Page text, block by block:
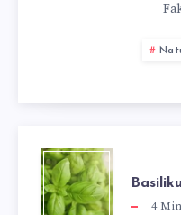
4Min